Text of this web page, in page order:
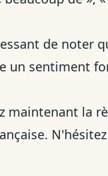
de noter
un sentiment
maintenant la